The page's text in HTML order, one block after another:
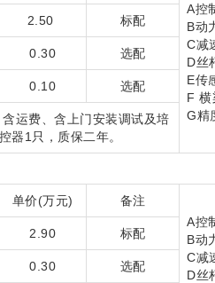
A控
B动
C减
D丝
E传
F 横
G精
2.50 标配
0.30 选配
0.10 选配
运费、含上门安装调试及培
器1只，质保二年。
单价(万元)
备注
A控
B动
C减
D丝
2.90 标配
0.30 选配